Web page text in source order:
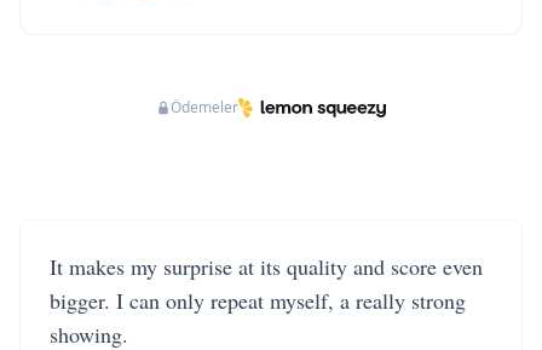
Ödemeler
It makes my surprise at its quality and score even
bigger. I can only repeat myself, a really strong
showing.